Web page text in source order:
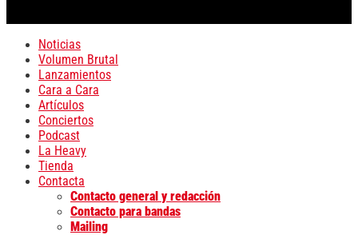
Noticias
Volumen Brutal
Lanzamientos
Cara a Cara
Artículos
Conciertos
Podcast
La Heavy
Tienda
Contacta
Contacto general y redacción
Contacto para bandas
Mailing